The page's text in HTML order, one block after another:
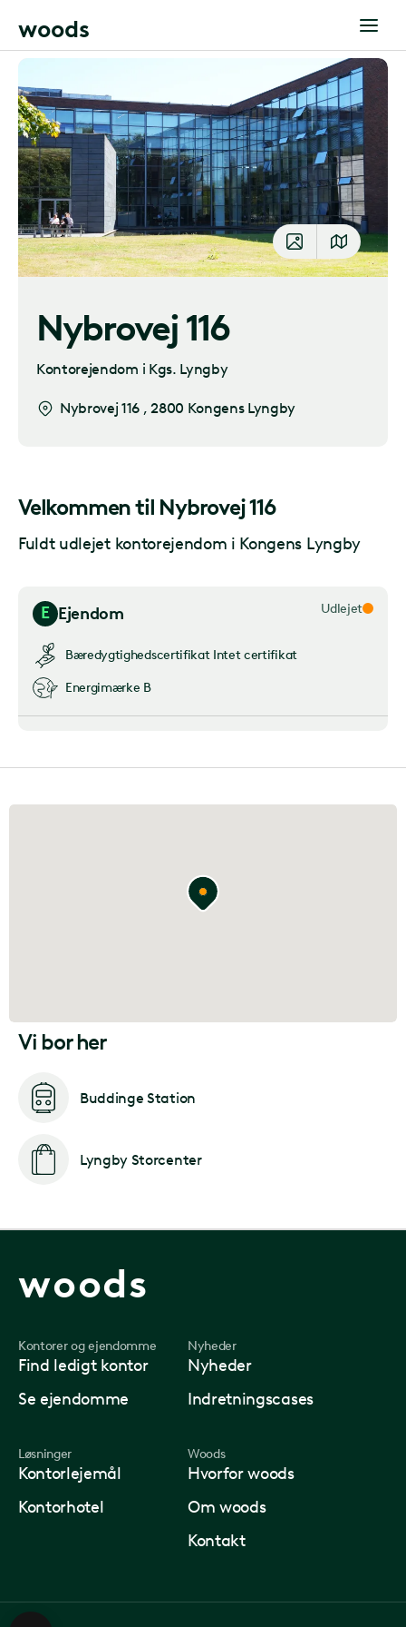
woods
Nybrovej 116
Kontorejendom i Kgs. Lyngby
Nybrovej 116 ,2800 Kongens Lyngby
Velkommen til Nybrovej 116
Fuldt udlejet kontorejendom i Kongens Lyngby
E Ejendom Udlejet
Bæredygtighedscertifikat Intet certifikat
Energimærke B
Vi bor her
Buddinge Station
Lyngby Storcenter
woods
Kontorer og ejendomme
Find ledigt kontor
Se ejendomme
Løsninger
Kontorlejemål
Kontorhotel
Nyheder
Nyheder
Indretningscases
Woods
Hvorfor woods
Om woods
Kontakt